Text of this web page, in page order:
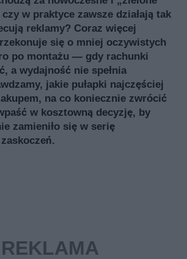
w praktyce zawsze działają tak
reklamy? Coraz więcej
się o mniej oczywistych
po montażu — gdy rachunki
a wydajność nie spełnia
jakie pułapki najczęściej
na co koniecznie zwrócić
w kosztowną decyzję, by
zamieniło się w serię